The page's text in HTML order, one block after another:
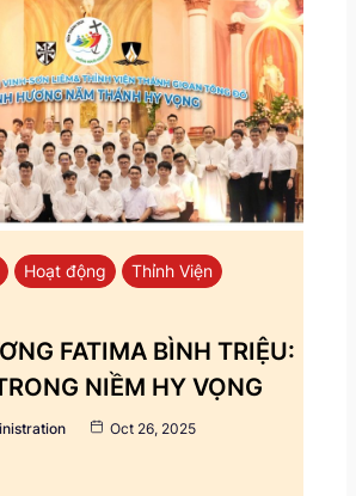
Hoạt động
Thỉnh Viện
FATIMA BÌNH TRIỆU:
NIỀM HY VỌNG
Oct 26, 2025